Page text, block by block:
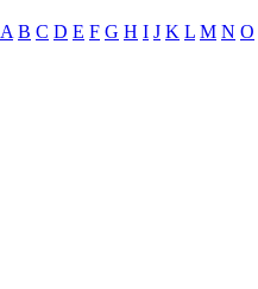
A B C D E F G H I J K L M N O